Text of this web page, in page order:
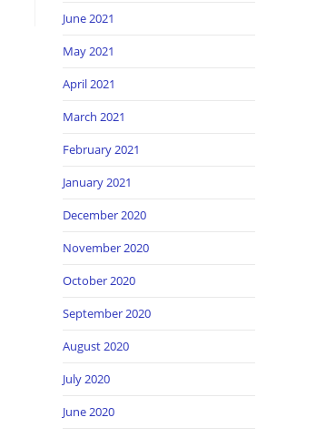
June 2021
May 2021
April 2021
March 2021
February 2021
January 2021
December 2020
November 2020
October 2020
September 2020
August 2020
July 2020
June 2020